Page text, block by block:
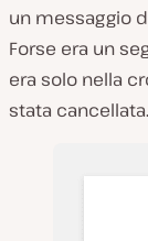
un messaggio
Forse era un
era solo nella
stata cancellata.